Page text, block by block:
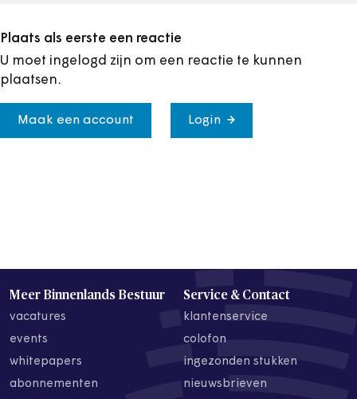
Plaats als eerste een reactie
U moet ingelogd zijn om een reactie te kunnen
plaatsen.
Maak een account Login
Meer Binnenlands Bestuur
vacatures
events
whitepapers
abonnementen
Service & Contact
klantenservice
colofon
ingezonden stukken
nieuwsbrieven